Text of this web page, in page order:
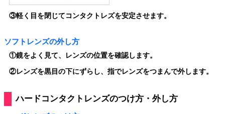
③軽く目を閉じてコンタクトレズを安定させます。
ソフトレンズの外し方
①鏡をよく見て、レンズの位置を確認します。
②レンズを黒目の下にずらし、指でレンズをつまんで外します。
ハードコンタクトレンズのつけ方・外し方